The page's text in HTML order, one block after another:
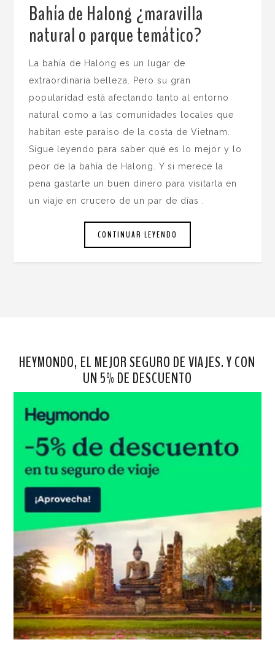
Bahía de Halong ¿maravilla
natural o parque temático?
La bahía de Halong es un lugar de
extraordinaria belleza. Pero su gran
popularidad está afectando tanto al entorno
natural como a las comunidades locales que
habitan este paraíso de la costa de Vietnam.
Sigue leyendo para saber qué es lo mejor y lo
peor de la bahía de Halong. Y si merece la
pena gastarte un buen dinero para visitarla en
un viaje en crucero de un par de días .
CONTINUAR LEYENDO
HEYMONDO, EL MEJOR SEGURO DE VIAJES. Y CON
UN 5% DE DESCUENTO